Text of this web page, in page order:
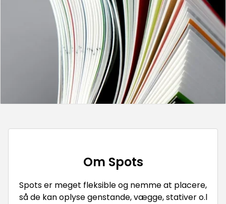
Om Spots
Spots er meget fleksible og nemme at placere,
så de kan oplyse genstande, vægge, stativer o.l